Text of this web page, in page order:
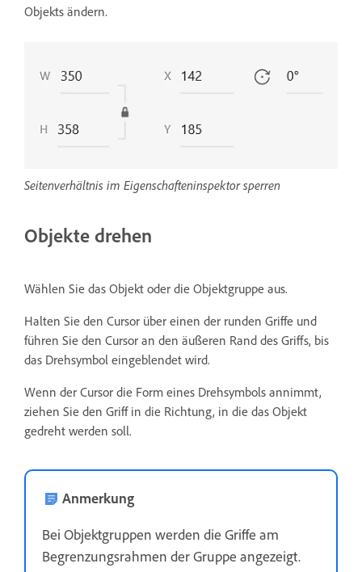
Objekts ändern.
Seitenverhältnis im Eigenschafteninspektor sperren
Objekte drehen
Wählen Sie das Objekt oder die Objektgruppe aus.
Halten Sie den Cursor über einen der runden Griffe und
führen Sie den Cursor an den äußeren Rand des Griffs, bis
das Drehsymbol eingeblendet wird.
Wenn der Cursor die Form eines Drehsymbols annimmt,
ziehen Sie den Griff in die Richtung, in die das Objekt
gedreht werden soll.
Anmerkung
Bei Objektgruppen werden die Griffe am
Begrenzungsrahmen der Gruppe angezeigt.